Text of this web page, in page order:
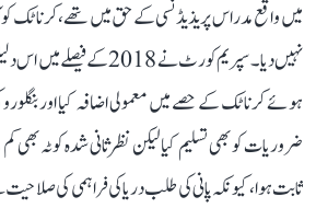
میں واقع مدراس پریذیڈنسی کے حق میں تھے، کرناٹک کو
نہیں دیا۔ سپریم کورٹ نے
ہوئے کرناٹک کے حصے میں معمولی اضافہ کیا اور
ضروریات کو بھی تسلیم کیا لیکن نظرثانی شدہ کوٹہ بھی
ثابت ہوا، کیونکہ پانی کی طلب دریا کی فراہمی کی